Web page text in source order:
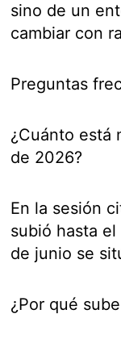
sino de un
cambiar con
Preguntas
¿Cuánto está
de 2026?
En la sesión
subió hasta
de junio se
¿Por qué